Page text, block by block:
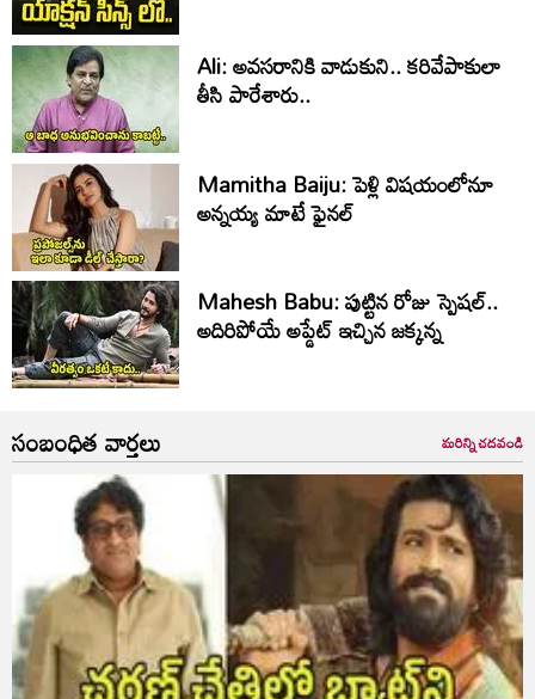
Ali: అవసరానికి వాడుకుని.. కరివేపాకులా
తీసి పారేశారు..
Mamitha Baiju: పెళ్లి విషయంలోనూ
అన్నయ్య మాటే ఫైనల్‌
Mahesh Babu: పుట్టిన రోజు స్పెషల్..
అదిరిపోయే అప్డేట్ ఇచ్చిన జక్కన్న
సంబంధిత వార్తలు మరిన్ని చదవండి